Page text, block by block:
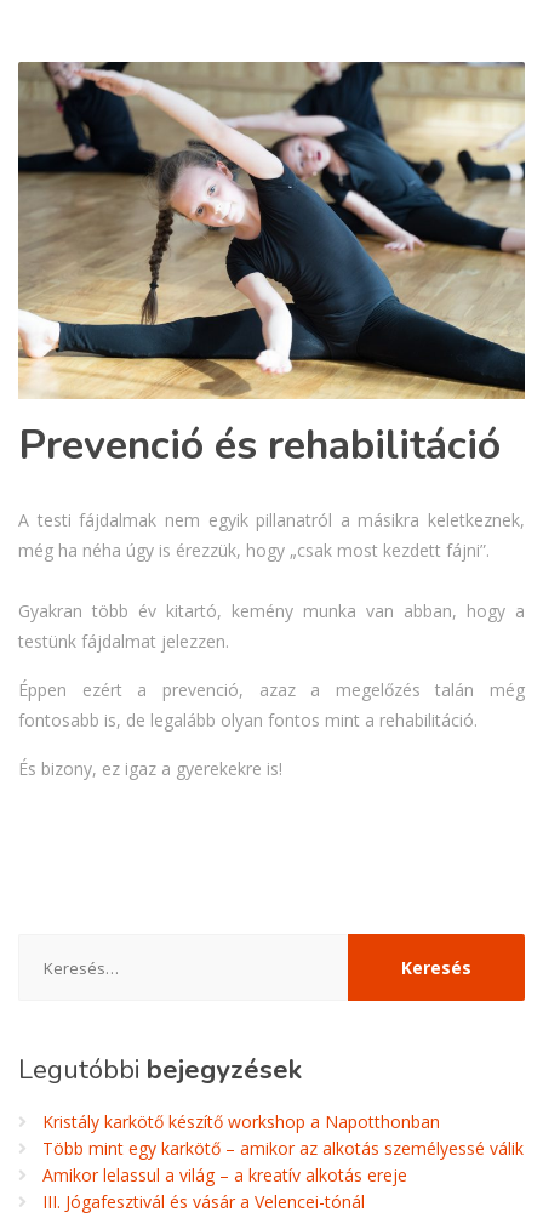
Prevenció és rehabilitáció
A testi fájdalmak nem egyik pillanatról a másikra keletkeznek,
még ha néha úgy is érezzük, hogy „csak most kezdett fájni”.
Gyakran több év kitartó, kemény munka van abban, hogy a
testünk fájdalmat jelezzen.
Éppen ezért a prevenció, azaz a megelőzés talán még
fontosabb is, de legalább olyan fontos mint a rehabilitáció.
És bizony, ez igaz a gyerekekre is!
Legutóbbi bejegyzések
Kristály karkötő készítő workshop a Napotthonban
Több mint egy karkötő – amikor az alkotás személyessé válik
Amikor lelassul a világ – a kreatív alkotás ereje
III. Jógafesztivál és vásár a Velencei-tónál